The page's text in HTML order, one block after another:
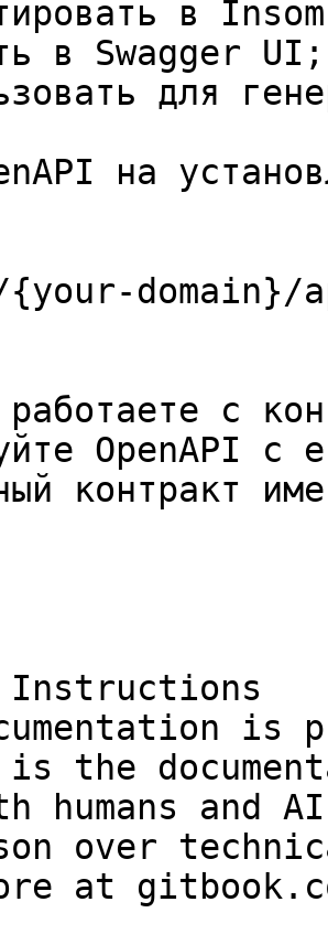
в
в Swagger UI;
для
на
domain}/
с
OpenAPI с
контракт
Instructions
is
is the
humans and
over
at